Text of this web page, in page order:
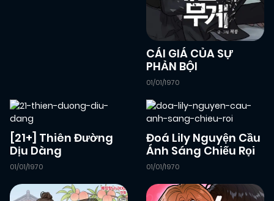
CÁI GIÁ CỦA SỰ
PHẢN BỘI
01/01/1970
[21+] Thiên Đường
Dịu Dàng
01/01/1970
Đoá Lily Nguyện Cầu
Ánh Sáng Chiếu Rọi
01/01/1970